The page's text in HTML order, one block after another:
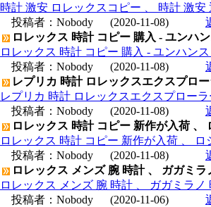
時計 激安 ロレックスコピー 、 時計 激安
投稿者： Nobody (2020-11-08)
ロレックス 時計 コピー 購入 - ユンハ
ロレックス 時計 コピー 購入 - ユンハン
投稿者： Nobody (2020-11-08)
レプリカ 時計 ロレックスエクスプロ
レプリカ 時計 ロレックスエクスプロー
投稿者： Nobody (2020-11-08)
ロレックス 時計 コピー 新作が入荷
ロレックス 時計 コピー 新作が入荷 、
投稿者： Nobody (2020-11-08)
ロレックス メンズ 腕 時計 、 ガガミ
ロレックス メンズ 腕 時計 、 ガガミラノ
投稿者： Nobody (2020-11-06)